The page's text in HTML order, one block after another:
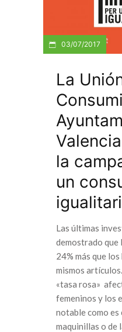
03/07/2017
La
la
un
Las últimas
demostrado que
24% más que
mismos
«tasa rosa»
femeninos y los
notable como es
maquinillas o de